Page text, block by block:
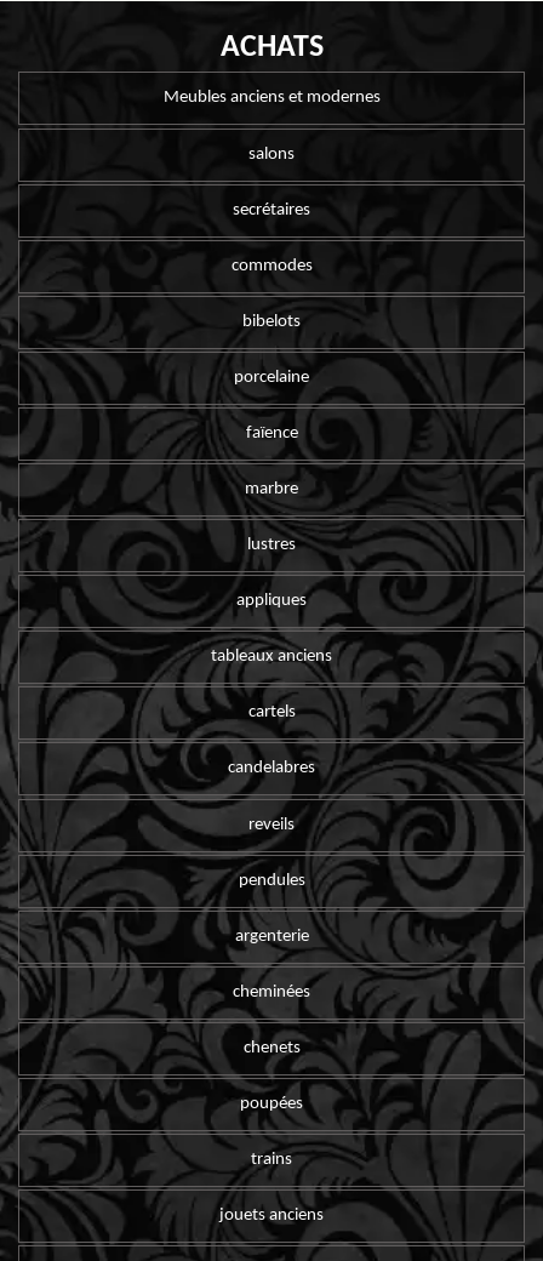
ACHATS
Meubles anciens et modernes
salons
secrétaires
commodes
bibelots
porcelaine
faïence
marbre
lustres
appliques
tableaux anciens
cartels
candelabres
reveils
pendules
argenterie
cheminées
chenets
poupées
trains
jouets anciens